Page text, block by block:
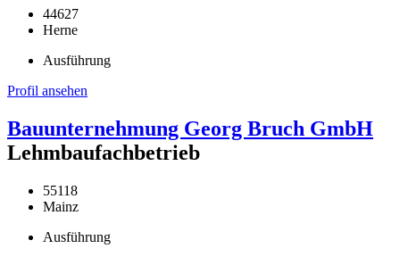
44627
Herne
Ausführung
Profil ansehen
Bauunternehmung Georg Bruch GmbH
Lehmbaufachbetrieb
55118
Mainz
Ausführung